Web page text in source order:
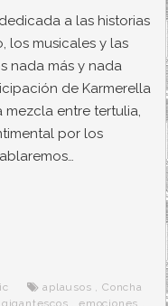
a las historias
los musicales y las
nada más y nada
de Karmerella
mezcla entre tertulia,
por los
aplausos , Concha
,emociones ,